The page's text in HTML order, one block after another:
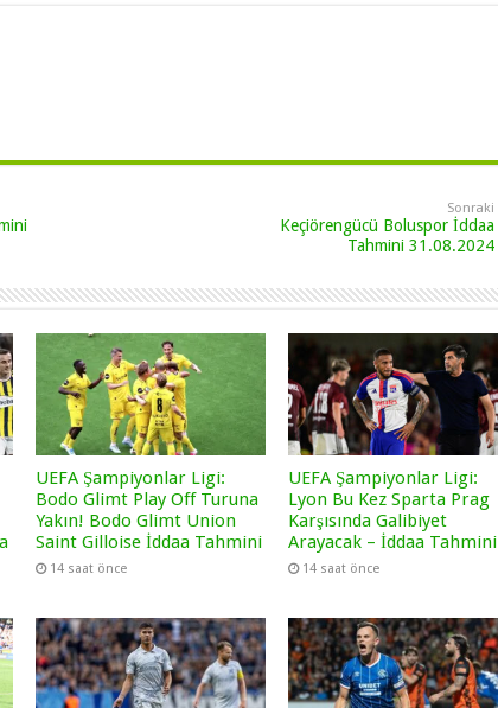
Sonraki
Keçiörengücü Boluspor İddaa
Tahmini 31.08.2024
UEFA Şampiyonlar Ligi:
Bodo Glimt Play Off Turuna
Yakın! Bodo Glimt Union
Saint Gilloise İddaa Tahmini
14 saat önce
UEFA Şampiyonlar Ligi:
Lyon Bu Kez Sparta Prag
Karşısında Galibiyet
Arayacak – İddaa Tahmini
14 saat önce